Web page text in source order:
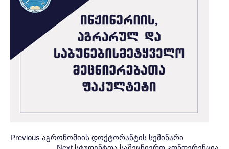
Post
პოსტის
Previous Previous
აგრონომიის დოქტორანტის სემინარი